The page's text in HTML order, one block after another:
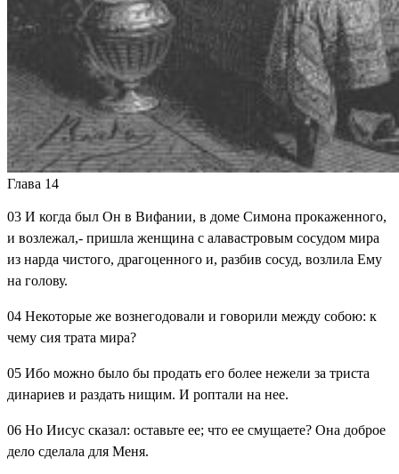
Глава 14
03 И когда был Он в Вифании, в доме Симона прокаженного,
и возлежал,- пришла женщина с алавастровым сосудом мира
из нарда чистого, драгоценного и, разбив сосуд, возлила Ему
на голову.
04 Некоторые же вознегодовали и говорили между собою: к
чему сия трата мира?
05 Ибо можно было бы продать его более нежели за триста
динариев и раздать нищим. И роптали на нее.
06 Но Иисус сказал: оставьте ее; что ее смущаете? Она доброе
дело сделала для Меня.